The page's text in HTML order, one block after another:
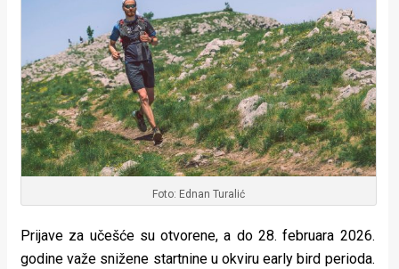
Foto: Ednan Turalić
Prijave za učešće su otvorene, a do 28. februara 2026.
godine važe snižene startnine u okviru early bird perioda.